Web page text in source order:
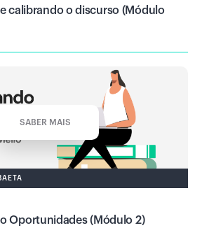
calibrando o discurso (Módulo
SABER MAIS
Oportunidades (Módulo 2)